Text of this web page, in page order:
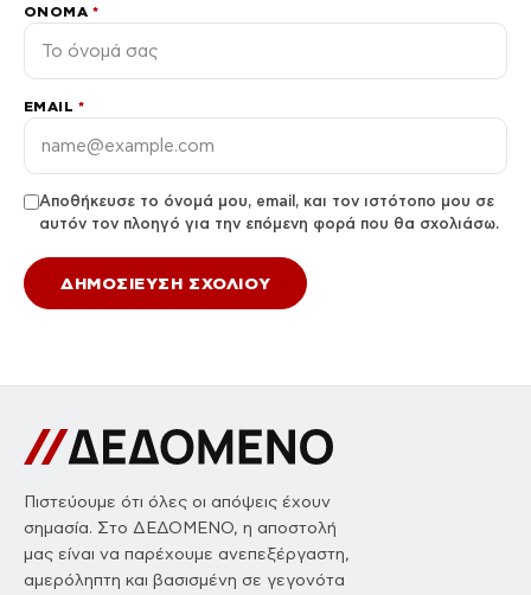
ΌΝΟΜΑ *
EMAIL *
Αποθήκευσε το όνομά μου, email, και τον ιστότοπο μου σε
αυτόν τον πλοηγό για την επόμενη φορά που θα σχολιάσω.
Πιστεύουμε ότι όλες οι απόψεις έχουν
σημασία. Στο ΔΕΔΟΜΕΝΟ, η αποστολή
μας είναι να παρέχουμε ανεπεξέργαστη,
αμερόληπτη και βασισμένη σε γεγονότα